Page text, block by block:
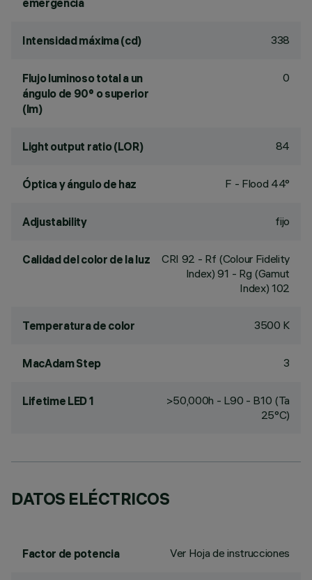
emergencia
Intensidad máxima (cd) 338
Flujo luminoso total a un
ángulo de 90° o superior
(lm)
0
Light output ratio (LOR) 84
Óptica y ángulo de haz F - Flood 44°
Adjustability fijo
Calidad del color de la luz CRI 92 - Rf (Colour Fidelity
Index) 91 - Rg (Gamut
Index) 102
Temperatura de color 3500 K
MacAdam Step 3
Lifetime LED 1
>50,000h - L90 - B10 (Ta
25°C)
DATOS ELÉCTRICOS
Factor de potencia Ver Hoja de instrucciones